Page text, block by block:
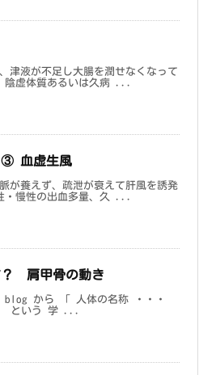
津液が不足し大腸を潤せなくなって
陰虚体質あるいは久病 ...
血虚生風
が養えず、疏泄が衰えて肝風を誘発
・慢性の出血多量、久 ...
？ 肩甲骨の動き
blog から 「 人体の名称 ・・・
という 学 ...